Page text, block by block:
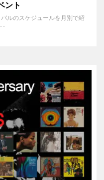
ント
ルのスケジュールを月別で紹
･